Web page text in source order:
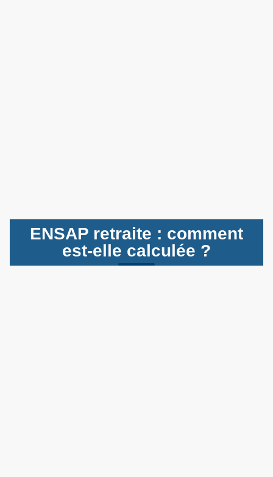
ENSAP retraite : comment
est-elle calculée ?